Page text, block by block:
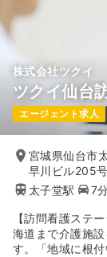
株式会社ツクイ
ツクイ仙台
エージェント求人
宮城県仙台市
早川ビル205
太子堂駅
7
【訪問看護ステ
海道まで介護施
す。「地域に根